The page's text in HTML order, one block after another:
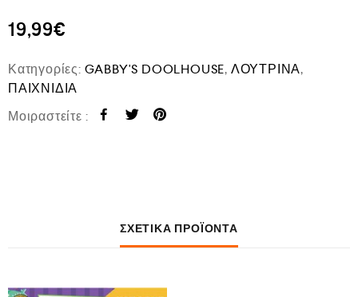
19,99€
Κατηγορίες: GABBY'S DOOLHOUSE, ΛΟΥΤΡΙΝΑ,
ΠΑΙΧΝΙΔΙΑ
Μοιραστείτε :
ΣΧΕΤΙΚΆ ΠΡΟΪΌΝΤΑ